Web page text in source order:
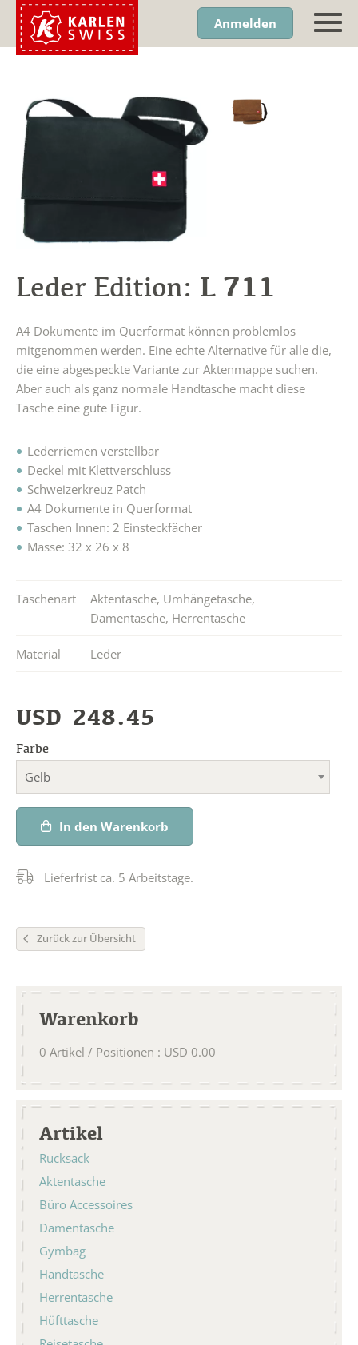
Anmelden
Leder Edition: L 711
A4 Dokumente im Querformat können problemlos
mitgenommen werden. Eine echte Alternative für alle die,
die eine abgespeckte Variante zur Aktenmappe suchen.
Aber auch als ganz normale Handtasche macht diese
Tasche eine gute Figur.
Lederriemen verstellbar
Deckel mit Klettverschluss
Schweizerkreuz Patch
A4 Dokumente in Querformat
Taschen Innen: 2 Einsteckfächer
Masse: 32 x 26 x 8
Taschenart Aktentasche, Umhängetasche,
Damentasche, Herrentasche
Material Leder
USD 248.45
Farbe
Gelb
In den Warenkorb
Lieferfrist ca. 5 Arbeitstage.
Zurück zur Übersicht
Warenkorb
0 Artikel / Positionen : USD 0.00
Artikel
Rucksack
Aktentasche
Büro Accessoires
Damentasche
Gymbag
Handtasche
Herrentasche
Hüfttasche